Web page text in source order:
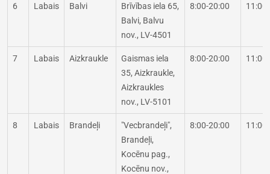
6 Labais Balvi
Brīvības iela 65,
Balvi, Balvu
nov., LV-4501
8:00-20:00
7 Labais Aizkraukle
Gaismas iela
35, Aizkraukle,
Aizkraukles
nov., LV-5101
8:00-20:00
8 Labais Brandeļi
"Vecbrandeļi",
Brandeļi,
Kocēnu pag.,
Kocēnu nov.,
8:00-20:00